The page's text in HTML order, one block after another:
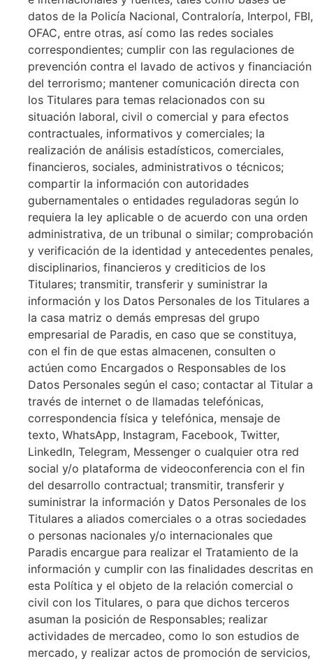
datos de la Policía Nacional, Contraloría, Interpol, FBI,
OFAC, entre otras, así como las redes sociales
correspondientes; cumplir con las regulaciones de
prevención contra el lavado de activos y financiación
del terrorismo; mantener comunicación directa con
los Titulares para temas relacionados con su
situación laboral, civil o comercial y para efectos
contractuales, informativos y comerciales; la
realización de análisis estadísticos, comerciales,
financieros, sociales, administrativos o técnicos;
compartir la información con autoridades
gubernamentales o entidades reguladoras según lo
requiera la ley aplicable o de acuerdo con una orden
administrativa, de un tribunal o similar; comprobación
y verificación de la identidad y antecedentes penales,
disciplinarios, financieros y crediticios de los
Titulares; transmitir, transferir y suministrar la
información y los Datos Personales de los Titulares a
la casa matriz o demás empresas del grupo
empresarial de Paradis, en caso que se constituya,
con el fin de que estas almacenen, consulten o
actúen como Encargados o Responsables de los
Datos Personales según el caso; contactar al Titular a
través de internet o de llamadas telefónicas,
correspondencia física y telefónica, mensaje de
texto, WhatsApp, Instagram, Facebook, Twitter,
LinkedIn, Telegram, Messenger o cualquier otra red
social y/o plataforma de videoconferencia con el fin
del desarrollo contractual; transmitir, transferir y
suministrar la información y Datos Personales de los
Titulares a aliados comerciales o a otras sociedades
o personas nacionales y/o internacionales que
Paradis encargue para realizar el Tratamiento de la
información y cumplir con las finalidades descritas en
esta Política y el objeto de la relación comercial o
civil con los Titulares, o para que dichos terceros
asuman la posición de Responsables; realizar
actividades de mercadeo, como lo son estudios de
mercado, y realizar actos de promoción de servicios,